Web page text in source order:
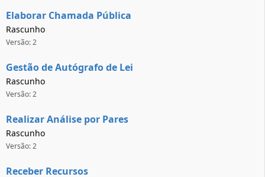
Elaborar Chamada Pública
Rascunho
Versão: 2
Gestão de Autógrafo de Lei
Rascunho
Versão: 2
Realizar Análise por Pares
Rascunho
Versão: 2
Receber Recursos